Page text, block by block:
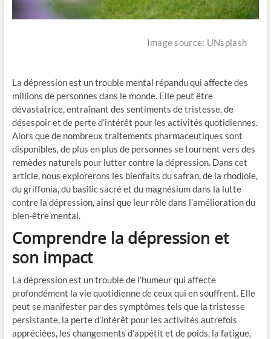
Image source: UNsplash
La dépression est un trouble mental répandu qui affecte des
millions de personnes dans le monde. Elle peut être
dévastatrice, entraînant des sentiments de tristesse, de
désespoir et de perte d’intérêt pour les activités quotidiennes.
Alors que de nombreux traitements pharmaceutiques sont
disponibles, de plus en plus de personnes se tournent vers des
remèdes naturels pour lutter contre la dépression. Dans cet
article, nous explorerons les bienfaits du safran, de la rhodiole,
du griffonia, du basilic sacré et du magnésium dans la lutte
contre la dépression, ainsi que leur rôle dans l’amélioration du
bien-être mental.
Comprendre la dépression et
son impact
La dépression est un trouble de l’humeur qui affecte
profondément la vie quotidienne de ceux qui en souffrent. Elle
peut se manifester par des symptômes tels que la tristesse
persistante, la perte d’intérêt pour les activités autrefois
appréciées, les changements d’appétit et de poids, la fatigue,